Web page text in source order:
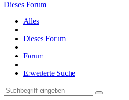
Dieses Forum
Alles
Dieses Forum
Forum
Erweiterte Suche